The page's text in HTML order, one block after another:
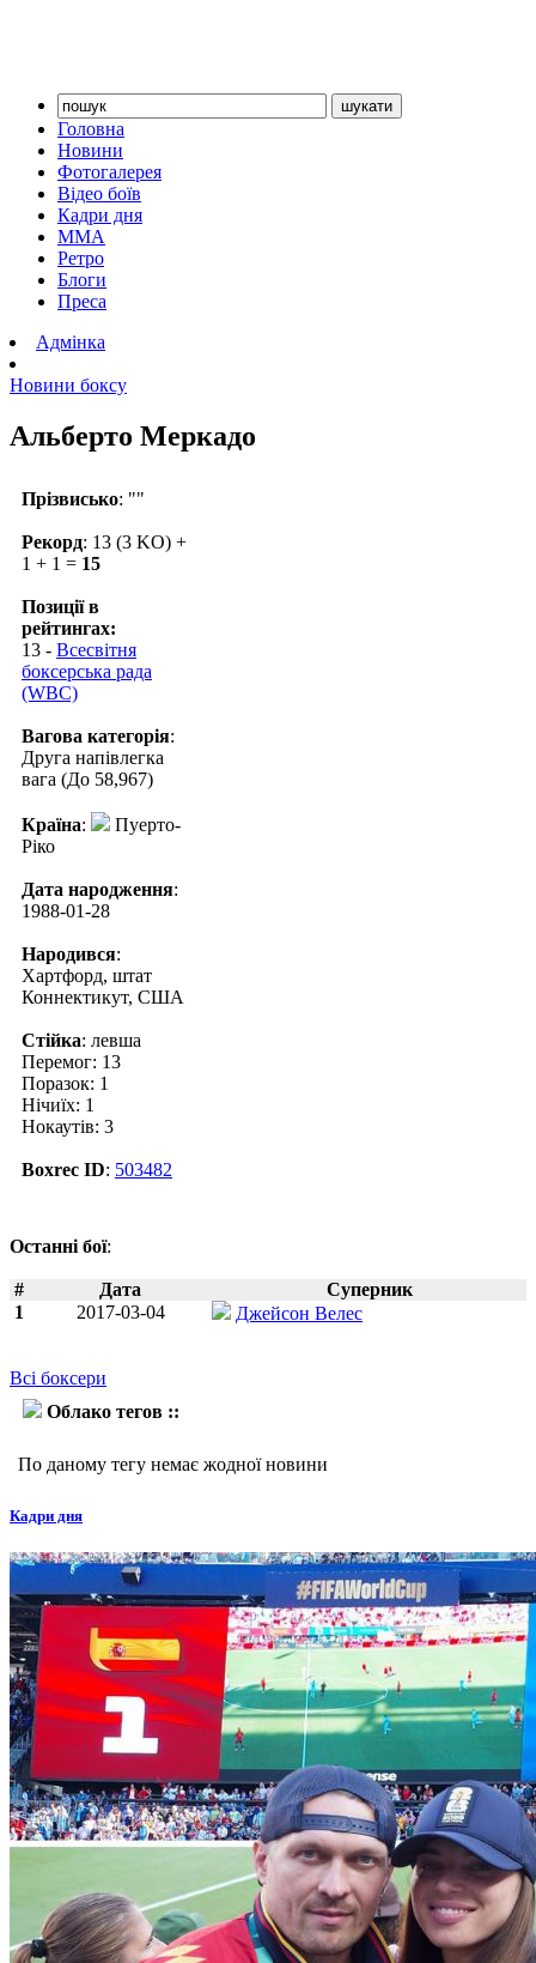
Головна
Новини
Фотогалерея
Відео боїв
Кадри дня
ММА
Ретро
Блоги
Преса
Адмінка
Новини боксу
Альберто Меркадо
Прізвисько: ""
Рекорд: 13 (3 KO) +
1 + 1 = 15
Позиції в
рейтингах:
13 - Всесвітня
боксерська рада
(WBC)
Вагова категорія:
Друга напівлегка
вага (До 58,967)
Країна:
Пуерто-
Ріко
Дата народження:
1988-01-28
Народився:
Хартфорд, штат
Коннектикут, США
Стійка: левша
Перемог: 13
Поразок: 1
Нічиїх: 1
Нокаутів: 3
Boxrec ID: 503482
Останні бої:
# Дата
Суперник
1
2017-03-04 Джейсон Велес
Всі боксери
Облако тегов ::
По даному тегу немає жодної новини
Кадри дня